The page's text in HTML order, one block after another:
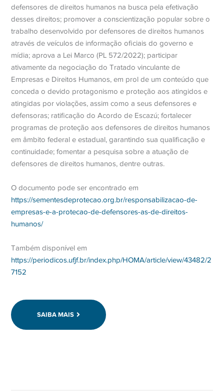
defensores de direitos humanos na busca pela efetivação
desses direitos; promover a conscientização popular sobre o
trabalho desenvolvido por defensores de direitos humanos
através de veículos de informação oficiais do governo e
mídia; aprova a Lei Marco (PL 572/2022); participar
ativamente da negociação do Tratado vinculante de
Empresas e Direitos Humanos, em prol de um conteúdo que
conceda o devido protagonismo e proteção aos atingidos e
atingidas por violações, assim como a seus defensores e
defensoras; ratificação do Acordo de Escazú; fortalecer
programas de proteção aos defensores de direitos humanos
em âmbito federal e estadual, garantindo sua qualificação e
continuidade; fomentar a pesquisa sobre a atuação de
defensores de direitos humanos, dentre outras.
O documento pode ser encontrado em
https://sementesdeprotecao.org.br/responsabilizacao-de-
empresas-e-a-protecao-de-defensores-as-de-direitos-
humanos/
Também disponível em
https://periodicos.ufjf.br/index.php/HOMA/article/view/43482/2
7152
SAIBA MAIS